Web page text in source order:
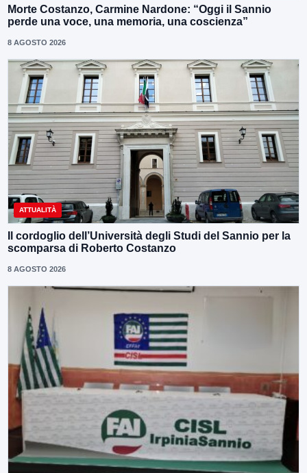
Morte Costanzo, Carmine Nardone: “Oggi il Sannio
perde una voce, una memoria, una coscienza”
8 AGOSTO 2026
ATTUALITÀ
Il cordoglio dell’Università degli Studi del Sannio per la
scomparsa di Roberto Costanzo
8 AGOSTO 2026